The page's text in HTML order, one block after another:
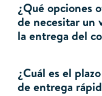
¿Qué opciones
de necesitar un
la entrega del
¿Cuál es el
de entrega